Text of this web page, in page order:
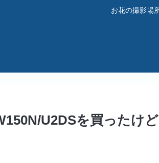
お花の撮影場
U2DSを買ったけ